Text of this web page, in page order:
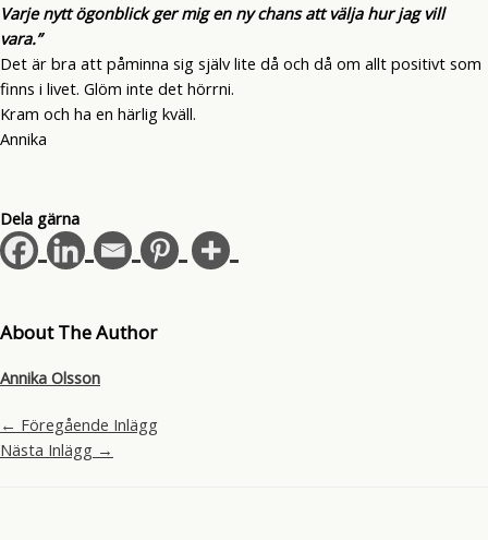
Varje nytt ögonblick ger mig en ny chans att välja hur jag vill
vara.”
Det är bra att påminna sig själv lite då och då om allt positivt som
finns i livet. Glöm inte det hörrni.
Kram och ha en härlig kväll.
Annika
Dela gärna
About The Author
Annika Olsson
← Föregående Inlägg
Nästa Inlägg →